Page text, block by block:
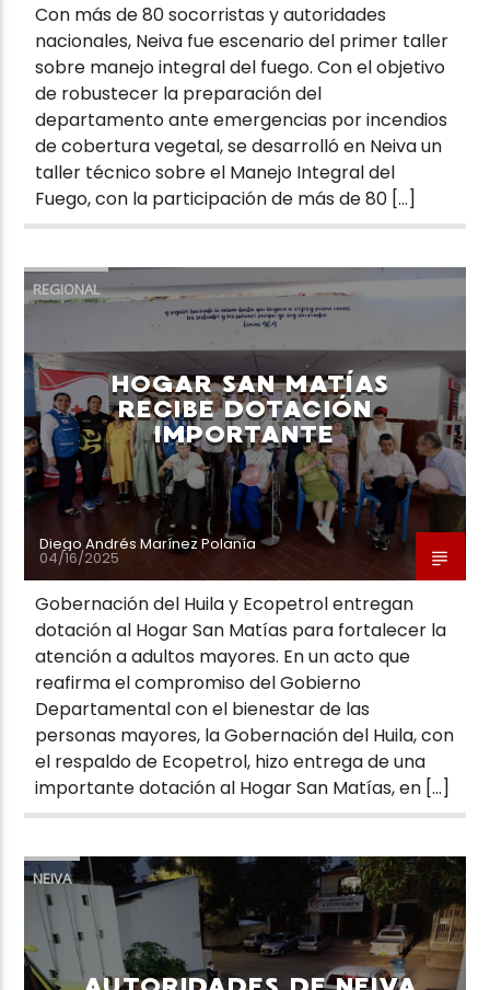
Con más de 80 socorristas y autoridades
nacionales, Neiva fue escenario del primer taller
sobre manejo integral del fuego. Con el objetivo
de robustecer la preparación del
departamento ante emergencias por incendios
de cobertura vegetal, se desarrolló en Neiva un
taller técnico sobre el Manejo Integral del
Fuego, con la participación de más de 80 […]
REGIONAL
HOGAR SAN MATÍAS
RECIBE DOTACIÓN
IMPORTANTE
Diego Andrés Marínez Polanía
04/16/2025
Gobernación del Huila y Ecopetrol entregan
dotación al Hogar San Matías para fortalecer la
atención a adultos mayores. En un acto que
reafirma el compromiso del Gobierno
Departamental con el bienestar de las
personas mayores, la Gobernación del Huila, con
el respaldo de Ecopetrol, hizo entrega de una
importante dotación al Hogar San Matías, en […]
NEIVA